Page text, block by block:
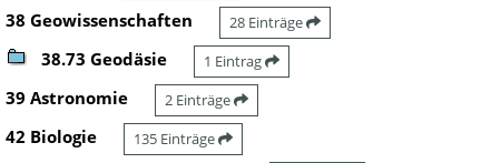
38 Geowissenschaften 28 Einträge
38.73 Geodäsie 1 Eintrag
39 Astronomie 2 Einträge
42 Biologie 135 Einträge